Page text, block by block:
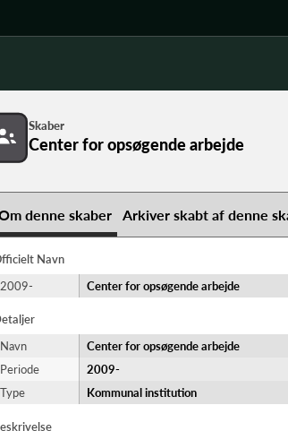
Skaber
Center for opsøgende arbejde
denne skaber Arkiver skabt af denne
Navn
2009-
Center for opsøgende arbejde
Navn
Center for opsøgende arbejde
Periode
2009-​
Type
Kommunal institution